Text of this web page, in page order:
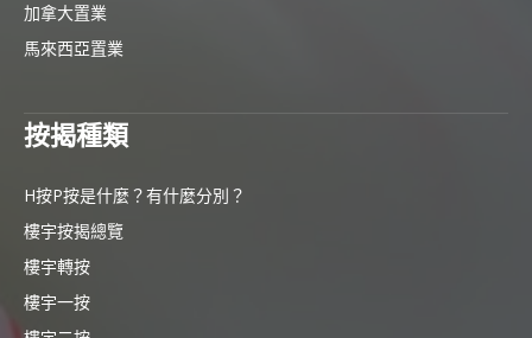
加拿大置業
馬來西亞置業
按揭種類
H按P按是什麼？有什麼分別？
樓宇按揭總覽
樓宇轉按
樓宇一按